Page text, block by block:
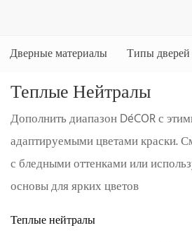
Дверные материалы Типы
Теплые Нейтралы
Дополнить диапазон DéCOR с
адаптируемыми цветами краски.
с бледными оттенками или
основы для ярких цветов
Теплые нейтралы